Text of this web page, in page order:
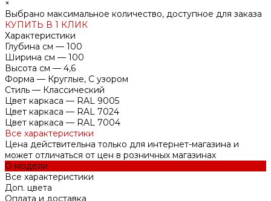
×
Выбрано максимальное количество, доступное для заказа
КУПИТЬ В 1 КЛИК
Характеристики
Глубина см — 100
Ширина см — 100
Высота см — 4,6
Форма — Круглые, С узором
Стиль — Классический
Цвет каркаса — RAL 9005
Цвет каркаса — RAL 7024
Цвет каркаса — RAL 7004
Все характеристики
Цена действительна только для интернет-магазина и
может отличаться от цен в розничных магазинах
О модели
Все характеристики
Доп. цвета
Оплата и доставка